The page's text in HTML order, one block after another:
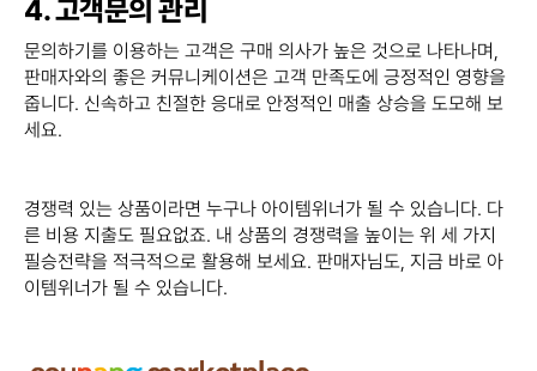
4. 고객문의 관리
문의하기를 이용하는 고객은 구매 의사가 높은 것으로 나타나며,
판매자와의 좋은 커뮤니케이션은 고객 만족도에 긍정적인 영향을
줍니다. 신속하고 친절한 응대로 안정적인 매출 상승을 도모해 보
세요.
경쟁력 있는 상품이라면 누구나 아이템위너가 될 수 있습니다. 다
른 비용 지출도 필요없죠. 내 상품의 경쟁력을 높이는 위 세 가지
필승전략을 적극적으로 활용해 보세요. 판매자님도, 지금 바로 아
이템위너가 될 수 있습니다.